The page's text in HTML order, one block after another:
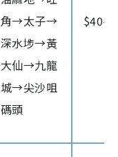
角→太子→
深水埗→黃
大仙→九龍
城→尖沙咀
碼頭
$40#